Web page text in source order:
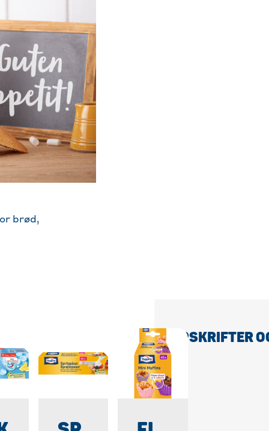
brød,
INTERESSERET I DISSE OPSKRIFTER